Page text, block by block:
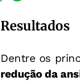
Resultados
Dentre os
redução da